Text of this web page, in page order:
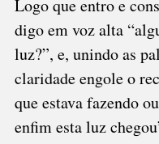
Logo que entro e
digo em voz alta
luz?”, e, unindo as
claridade engole o
que estava fazendo
enfim esta luz